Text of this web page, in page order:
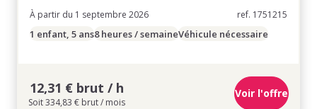
À partir du 1 septembre 2026
ref. 1751215
1 enfant, 5 ans8 heures / semaineVéhicule nécessaire
12,31 € brut / h
Soit 334,83 € brut / mois
Voir l'offre